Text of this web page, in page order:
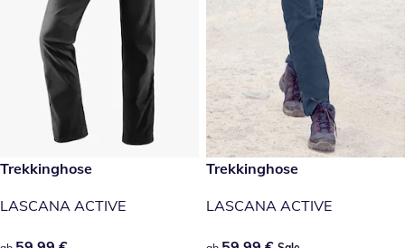
59,99 €
Trekkinghose
LASCANA ACTIVE
59,99 €
Sale
Trekkinghose
LASCANA ACTIVE